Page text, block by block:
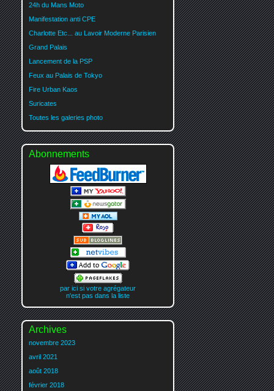
24h du Mans Moto
Manifestation anti CPE
Charlotte Etc... au Lavoir Moderne Parisien
Grand Palais
Lancement de la PSP
Feux au Palais de Tokyo
Fire Urban Kaos
Suricates
Toutes les galeries photo
Abonnements
par ici si votre agrégateur
n'est pas dans la liste
Archives
novembre 2023
avril 2021
août 2018
février 2018